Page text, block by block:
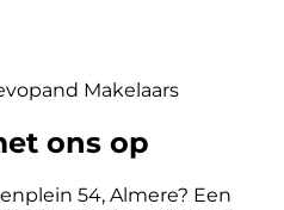
Makelaars
ons op
54, Almere? Een